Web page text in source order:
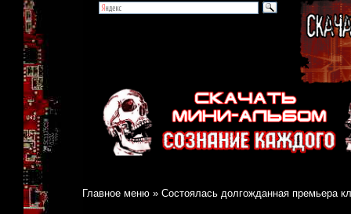
Главное меню » Состоялась долгожданная премьера